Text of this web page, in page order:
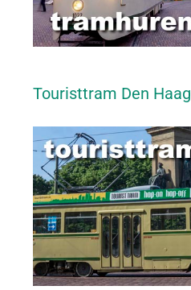
Touristtram Den Haag